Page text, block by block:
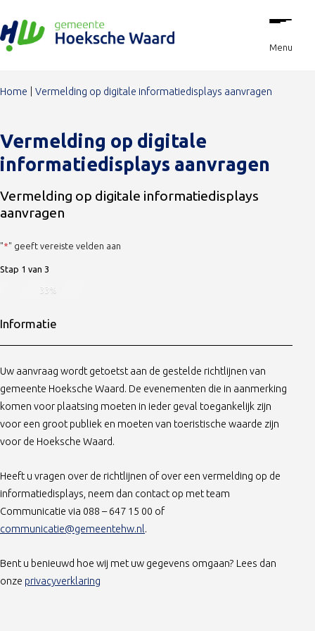
Menu
Home Vermelding op digitale informatiedisplays aanvragen
Vermelding op digitale
informatiedisplays aanvragen
Vermelding op digitale informatiedisplays
aanvragen
"*" geeft vereiste velden aan
Stap 1 van 3
33%
Informatie
Uw aanvraag wordt getoetst aan de gestelde richtlijnen van
gemeente Hoeksche Waard. De evenementen die in aanmerking
komen voor plaatsing moeten in ieder geval toegankelijk zijn
voor een groot publiek en moeten van toeristische waarde zijn
voor de Hoeksche Waard.
Heeft u vragen over de richtlijnen of over een vermelding op de
informatiedisplays, neem dan contact op met team
Communicatie via 088 – 647 15 00 of
communicatie@gemeentehw.nl.
Bent u benieuwd hoe wij met uw gegevens omgaan? Lees dan
onze privacyverklaring
1
van